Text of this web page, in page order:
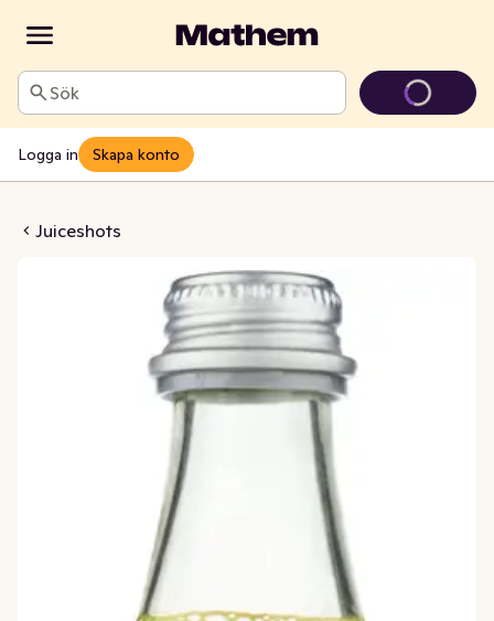
Sök
Logga in Skapa konto
Juiceshots
Äpple Citron